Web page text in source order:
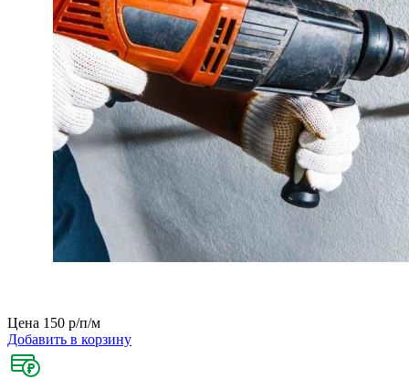
Цена 150 р/п/м
Добавить в корзину